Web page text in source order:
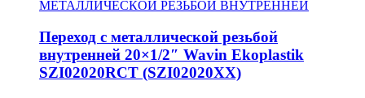
МЕТАЛЛИЧЕСКОЙ РЕЗЬБОЙ ВНУТРЕННЕЙ
Переход с металлической резьбой
внутренней 20×1/2″ Wavin Ekoplastik
SZI02020RCT (SZI02020XX)